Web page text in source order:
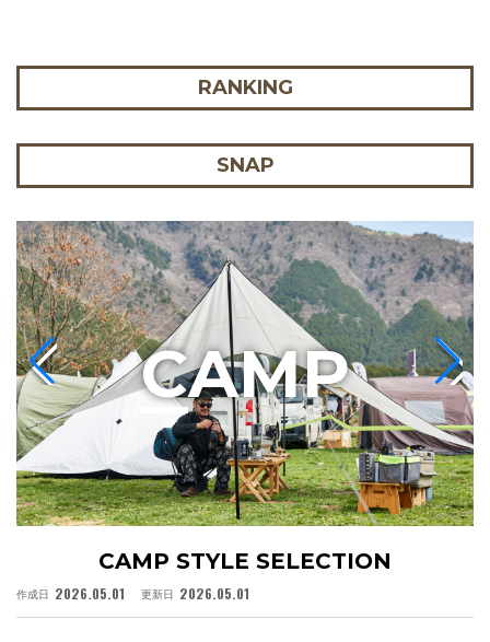
RANKING
SNAP
CAMP STYLE SELECTION
作成日 2026.05.01 更新日 2026.05.01
CAMP